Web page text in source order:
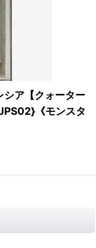
シア【クォーター
《モンスタ